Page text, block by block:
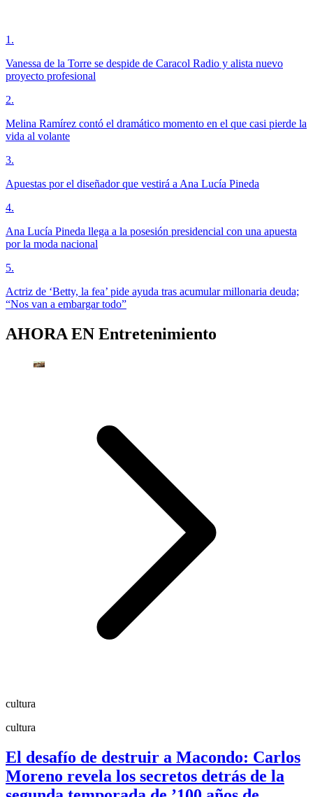
1 .
Vanessa de la Torre se despide de Caracol Radio y alista nuevo
proyecto profesional
2.
Melina Ramírez contó el dramático momento en el que casi pierde la
vida al volante
3.
Apuestas por el diseñador que vestirá a Ana Lucía Pineda
4.
Ana Lucía Pineda llega a la posesión presidencial con una apuesta
por la moda nacional
5.
Actriz de ‘Betty, la fea’ pide ayuda tras acumular millonaria deuda;
“Nos van a embargar todo”
AHORA EN Entretenimiento
cultura
cultura
El desafío de destruir a Macondo: Carlos
Moreno revela los secretos detrás de la